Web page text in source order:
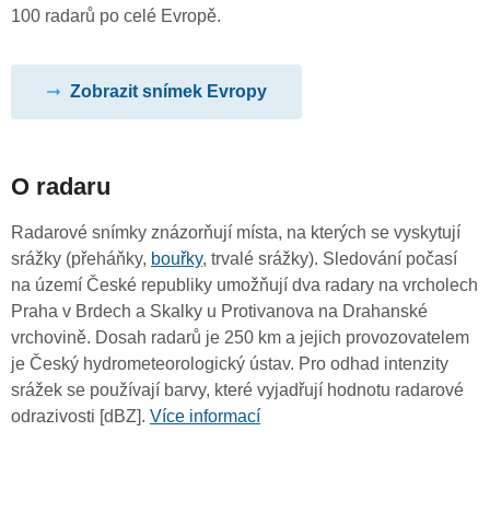
100 radarů po celé Evropě.
Zobrazit snímek Evropy
O radaru
Radarové snímky znázorňují místa, na kterých se vyskytují
srážky (přeháňky, bouřky, trvalé srážky). Sledování počasí
na území České republiky umožňují dva radary na vrcholech
Praha v Brdech a Skalky u Protivanova na Drahanské
vrchovině. Dosah radarů je 250 km a jejich provozovatelem
je Český hydrometeorologický ústav. Pro odhad intenzity
srážek se používají barvy, které vyjadřují hodnotu radarové
odrazivosti [dBZ]. Více informací